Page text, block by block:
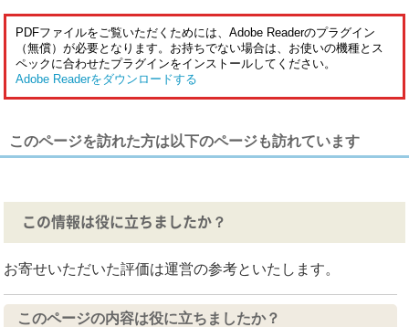
PDFファイルをご覧いただくためには、Adobe Readerのプラグイン
（無償）が必要となります。お持ちでない場合は、お使いの機種とス
ペックに合わせたプラグインをインストールしてください。
Adobe Readerをダウンロードする
このページを訪れた方は以下のページも訪れています
この情報は役に立ちましたか？
お寄せいただいた評価は運営の参考といたします。
このページの内容は役に立ちましたか？